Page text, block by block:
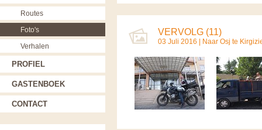
VERVOLG (11)
03 Juli 2016 | Naar Osj te
Routes
Foto's
Verhalen
PROFIEL
GASTENBOEK
CONTACT